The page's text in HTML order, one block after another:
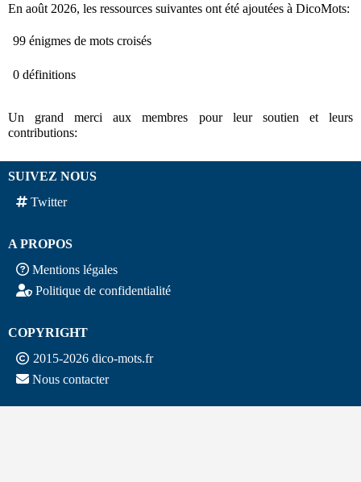
En août 2026, les ressources suivantes ont été ajoutées à DicoMots:
99 énigmes de mots croisés
0 définitions
Un grand merci aux membres pour leur soutien et leurs
contributions:
SUIVEZ NOUS
Twitter
A PROPOS
Mentions légales
Politique de confidentialité
COPYRIGHT
2015-2026 dico-mots.fr
Nous contacter